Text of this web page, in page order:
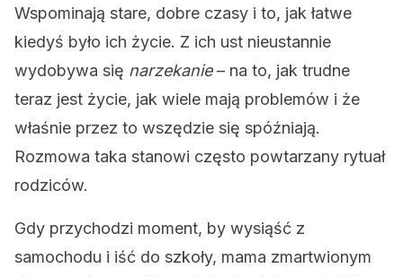
Wspominają stare, dobre czasy i to, jak łatwe
kiedyś było ich życie. Z ich ust nieustannie
wydobywa się narzekanie– na to, jak trudne
teraz jest życie, jak wiele mają problemów i że
właśnie przez to wszędzie się spóźniają.
Rozmowa taka stanowi często powtarzany rytuał
rodziców.
Gdy przychodzi moment, by wysiąść z
samochodu i iść do szkoły, mama zmartwionym